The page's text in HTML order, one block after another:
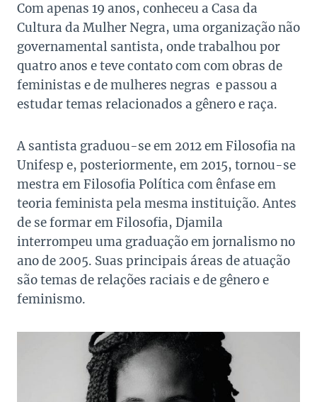
Com apenas 19 anos, conheceu a Casa da
Cultura da Mulher Negra, uma organização não
governamental santista, onde trabalhou por
quatro anos e teve contato com com obras de
feministas e de mulheres negras e passou a
estudar temas relacionados a gênero e raça.
A santista graduou-se em 2012 em Filosofia na
Unifesp e, posteriormente, em 2015, tornou-se
mestra em Filosofia Política com ênfase em
teoria feminista pela mesma instituição. Antes
de se formar em Filosofia, Djamila
interrompeu uma graduação em jornalismo no
ano de 2005. Suas principais áreas de atuação
são temas de relações raciais e de gênero e
feminismo.